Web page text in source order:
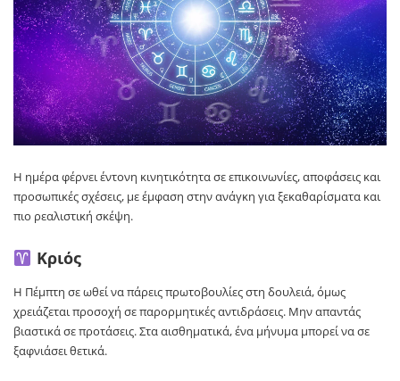
Η ημέρα φέρνει έντονη κινητικότητα σε επικοινωνίες, αποφάσεις και
προσωπικές σχέσεις, με έμφαση στην ανάγκη για ξεκαθαρίσματα και
πιο ρεαλιστική σκέψη.
Κριός
Η Πέμπτη σε ωθεί να πάρεις πρωτοβουλίες στη δουλειά, όμως
χρειάζεται προσοχή σε παρορμητικές αντιδράσεις. Μην απαντάς
βιαστικά σε προτάσεις. Στα αισθηματικά, ένα μήνυμα μπορεί να σε
ξαφνιάσει θετικά.